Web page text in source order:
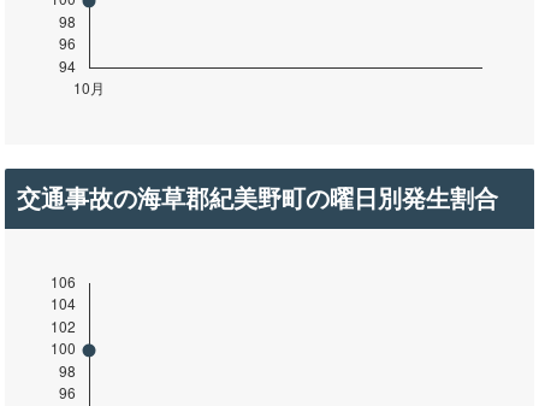
交通事故の海草郡紀美野町の曜日別発生割合